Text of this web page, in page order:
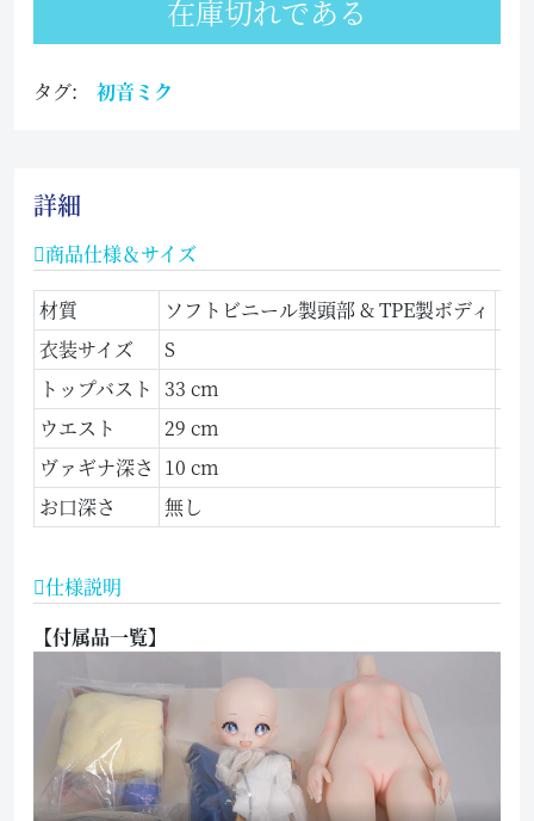
在庫切れである
タグ: 初音ミク
詳細
商品仕様＆サイズ
材質 ソフトビニール製頭部 & TPE製ボディ
衣装サイズ
S
トップバスト
33 cm
ウエスト
29 cm
ヴァギナ深さ 10 cm
お口深さ
無し
仕様説明
【付属品一覧】